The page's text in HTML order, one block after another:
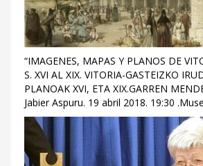
“IMAGENES, MAPAS Y PLANOS DE
S. XVI AL XIX. VITORIA-GASTEIZKO
PLANOAK XVI, ETA XIX.GARREN
Jabier Aspuru. 19 abril 2018. 19:30